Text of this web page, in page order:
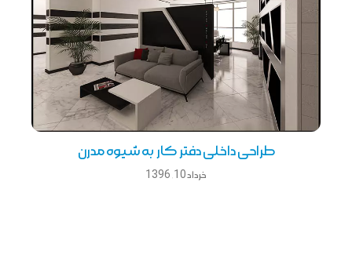
طراحی داخلی دفتر كار به شیوه مدرن
خرداد 10, 1396